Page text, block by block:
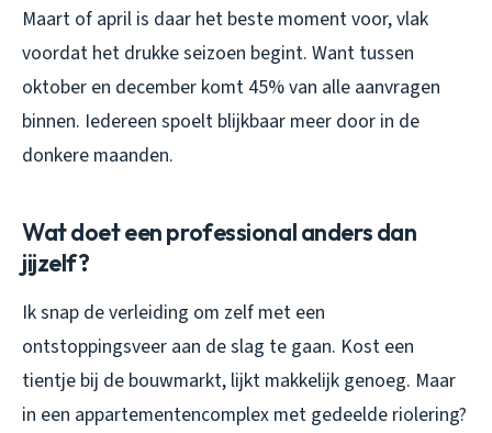
Maart of april is daar het beste moment voor, vlak
voordat het drukke seizoen begint. Want tussen
oktober en december komt 45% van alle aanvragen
binnen. Iedereen spoelt blijkbaar meer door in de
donkere maanden.
Wat doet een professional anders dan
jijzelf?
Ik snap de verleiding om zelf met een
ontstoppingsveer aan de slag te gaan. Kost een
tientje bij de bouwmarkt, lijkt makkelijk genoeg. Maar
in een appartementencomplex met gedeelde riolering?